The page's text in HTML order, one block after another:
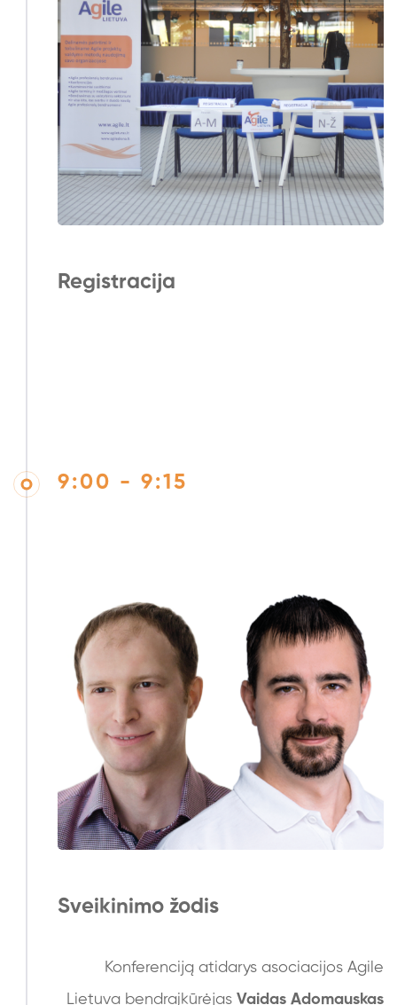
Registracija
9:00 - 9:15
Sveikinimo žodis
Konferenciją atidarys asociacijos Agile
Lietuva bendraįkūrėjas Vaidas Adomauskas